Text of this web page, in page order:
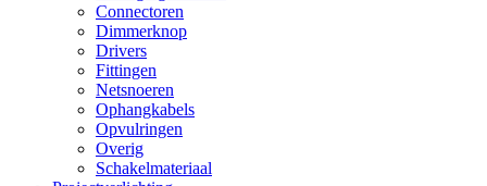
Connectoren
Dimmerknop
Drivers
Fittingen
Netsnoeren
Ophangkabels
Opvulringen
Overig
Schakelmateriaal